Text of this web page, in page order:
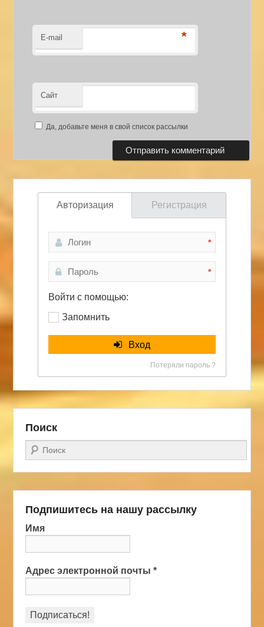
E-mail *
Сайт
Да, добавьте меня в свой список рассылки
Авторизация Регистрация
*
*
Войти с помощью:
Запомнить
Вход
Потеряли пароль ?
Поиск
Поиск
Подпишитесь на нашу рассылку
Имя
Адрес электронной почты*